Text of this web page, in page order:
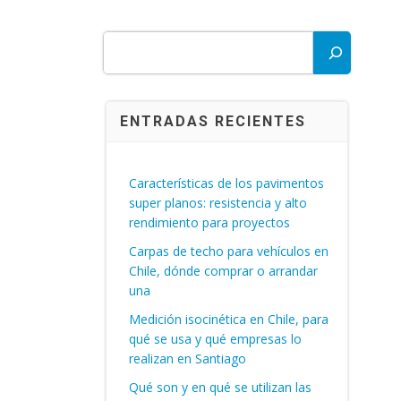
ENTRADAS RECIENTES
Características de los pavimentos
super planos: resistencia y alto
rendimiento para proyectos
Carpas de techo para vehículos en
Chile, dónde comprar o arrandar
una
Medición isocinética en Chile, para
qué se usa y qué empresas lo
realizan en Santiago
Qué son y en qué se utilizan las